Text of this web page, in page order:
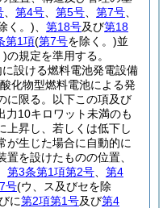
第4号 第5号 第7号
く。) 第18号及び第18
第1項(第7号を除く。)並
)の規定を準用する。
設ける燃料電池発電設備
化物型燃料電池による発
に限る。以下この項及び
力10キロワット未満のも
上昇し、若しくは低下し
が生じた場合に自動的に
を設けたものの位置、
第3条第1項第2号
第4
号(ウ、ス及びセを除
に第2項第1号及び第4